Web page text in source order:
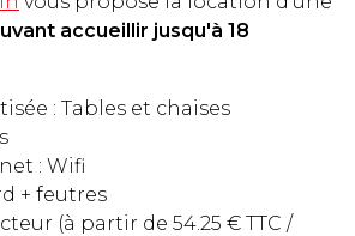
accueillir jusqu'à 18
: Tables et chaises
: Wifi
+ feutres
(à partir de 54.25 € TTC /